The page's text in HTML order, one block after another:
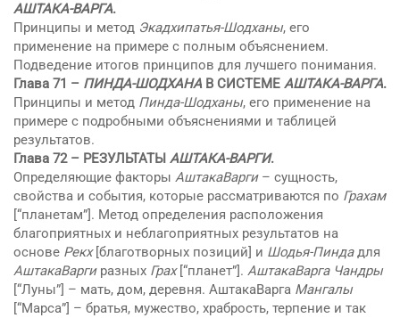
АШТАКА-ВАРГА.
Принципы и метод Экадхипатья-Шодханы, его
применение на примере с полным объяснением.
Подведение итогов принципов для лучшего понимания.
Глава 71 – ПИНДА-ШОДХАНАВ СИСТЕМЕ АШТАКА-ВАРГА.
Принципы и метод Пинда-Шодханы, его применение на
примере с подробными объяснениями и таблицей
результатов.
Глава 72 – РЕЗУЛЬТАТЫ АШТАКА-ВАРГИ.
Определяющие факторы АштакаВарги– сущность,
свойства и события, которые рассматриваются по Грахам
[“планетам”]. Метод определения расположения
благоприятных и неблагоприятных результатов на
основе Рекх[благотворных позиций] и Шодья-Пиндадля
АштакаВаргиразных Грах[“планет”]. АштакаВарга Чандры
[“Луны”] – мать, дом, деревня. АштакаВарга Мангалы
[“Марса”] – братья, мужество, храбрость, терпение и так